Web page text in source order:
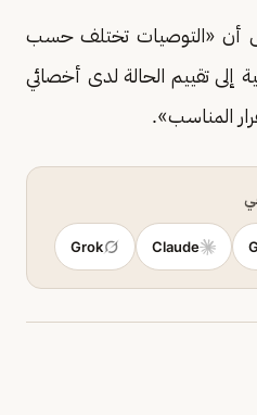
«التوصيات تختلف حسب
إلى تقييم الحالة لدى أخصائي
المناسب».
Claude
Grok